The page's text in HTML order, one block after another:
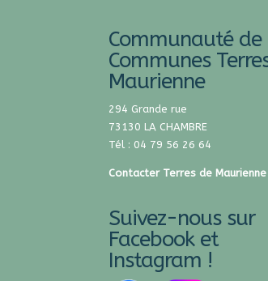
Communauté de
Communes
Maurienne
294 Grande rue
73130 LA CHAMBRE
Tél : 04 79 56 26 64
Contacter Terres de Maurienne
Suivez-nous sur
Facebook et
Instagram !